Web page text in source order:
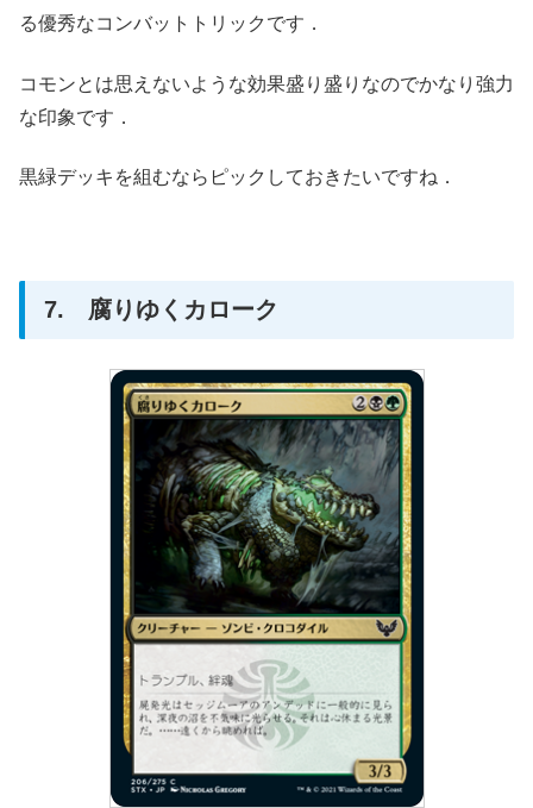
る優秀なコンバットトリックです．
コモンとは思えないような効果盛り盛りなのでかなり強力
な印象です．
黒緑デッキを組むならピックしておきたいですね．
7. 腐りゆくカローク